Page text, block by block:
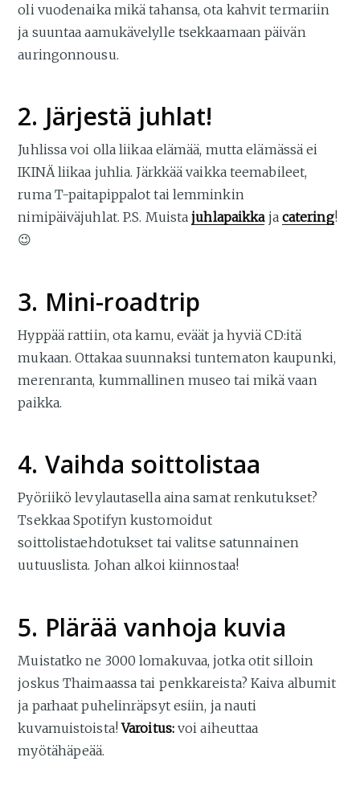
oli vuodenaika mikä tahansa, ota kahvit termariin
ja suuntaa aamukävelylle tsekkaamaan päivän
auringonnousu.
2. Järjestä juhlat!
Juhlissa voi olla liikaa elämää, mutta elämässä ei
IKINÄ liikaa juhlia. Järkkää vaikka teemabileet,
ruma T-paitapippalot tai lemminkin
nimipäiväjuhlat. P.S. Muistajuhlapaikkaja catering!
😉
3. Mini-roadtrip
Hyppää rattiin, ota kamu, eväät ja hyviä CD:itä
mukaan. Ottakaa suunnaksi tuntematon kaupunki,
merenranta, kummallinen museo tai mikä vaan
paikka.
4. Vaihda soittolistaa
Pyöriikö levylautasella aina samat renkutukset?
Tsekkaa Spotifyn kustomoidut
soittolistaehdotukset tai valitse satunnainen
uutuuslista. Johan alkoi kiinnostaa!
5. Plärää vanhoja kuvia
Muistatko ne 3000 lomakuvaa, jotka otit silloin
joskus Thaimaassa tai penkkareista? Kaiva albumit
ja parhaat puhelinräpsyt esiin, ja nauti
kuvamuistoista!Varoitus:voi aiheuttaa
myötähäpeää.